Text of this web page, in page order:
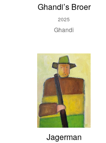
Ghandi’s Broer
2025
Ghandi
Jagerman